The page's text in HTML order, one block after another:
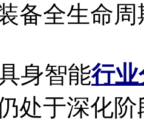
备全生命
智能行
处于深化